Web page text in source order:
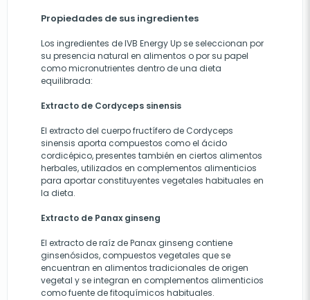
Propiedades de sus ingredientes
Los ingredientes de IVB Energy Up se seleccionan por
su presencia natural en alimentos o por su papel
como micronutrientes dentro de una dieta
equilibrada:
Extracto de Cordyceps sinensis
El extracto del cuerpo fructífero de Cordyceps
sinensis aporta compuestos como el ácido
cordicépico, presentes también en ciertos alimentos
herbales, utilizados en complementos alimenticios
para aportar constituyentes vegetales habituales en
la dieta.
Extracto de Panax ginseng
El extracto de raíz de Panax ginseng contiene
ginsenósidos, compuestos vegetales que se
encuentran en alimentos tradicionales de origen
vegetal y se integran en complementos alimenticios
como fuente de fitoquímicos habituales.